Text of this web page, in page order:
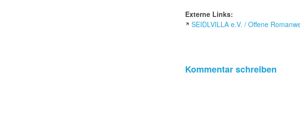
Externe Links:
SEIDLVILLA e.V. / Offene
Kommentar schreiben